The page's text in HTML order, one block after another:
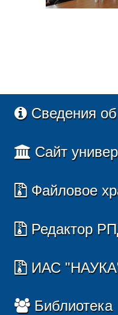
Сведения
Сайт
Файловое
Редактор
ИАС
Библиотека